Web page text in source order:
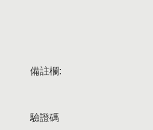
備註欄:
驗證碼